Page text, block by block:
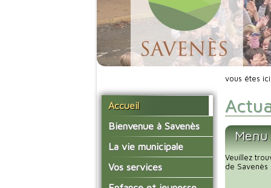
Accueil
Bienvenue à Savenès
Situer Savenès
Savenès en chiffre
L'histoire du village
La vie municipale
Vos élus
Les compte-rendus du
Vos services
La mairie
vous êtes
Veuillez
de Savenès